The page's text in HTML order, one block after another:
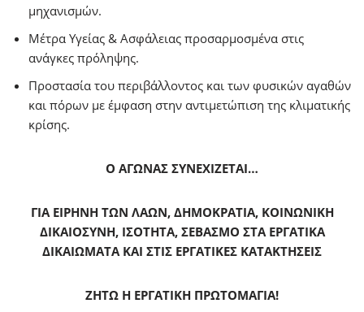
μηχανισμών.
Μέτρα Υγείας & Ασφάλειας προσαρμοσμένα στις
ανάγκες πρόληψης.
Προστασία του περιβάλλοντος και των φυσικών αγαθών
και πόρων με έμφαση στην αντιμετώπιση της κλιματικής
κρίσης.
Ο ΑΓΩΝΑΣ ΣΥΝΕΧΙΖΕΤΑΙ…
ΓΙΑ ΕΙΡΗΝΗ ΤΩΝ ΛΑΩΝ, ΔΗΜΟΚΡΑΤΙΑ, ΚΟΙΝΩΝΙΚΗ
ΔΙΚΑΙΟΣΥΝΗ, ΙΣΟΤΗΤΑ, ΣΕΒΑΣΜΟ ΣΤΑ ΕΡΓΑΤΙΚΑ
ΔΙΚΑΙΩΜΑΤΑ ΚΑΙ ΣΤΙΣ ΕΡΓΑΤΙΚΕΣ ΚΑΤΑΚΤΗΣΕΙΣ
ΖΗΤΩ Η ΕΡΓΑΤΙΚΗ ΠΡΩΤΟΜΑΓΙΑ!